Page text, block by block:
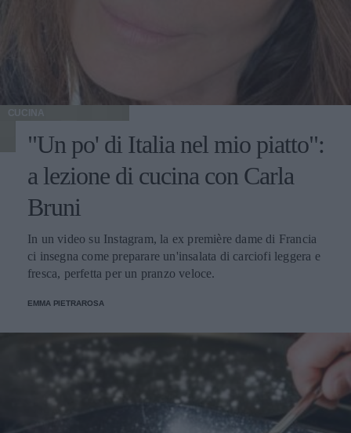
CUCINA
"Un po' di Italia nel mio piatto":
a lezione di cucina con Carla
Bruni
In un video su Instagram, la ex première dame di Francia
ci insegna come preparare un'insalata di carciofi leggera e
fresca, perfetta per un pranzo veloce.
EMMA PIETRAROSA